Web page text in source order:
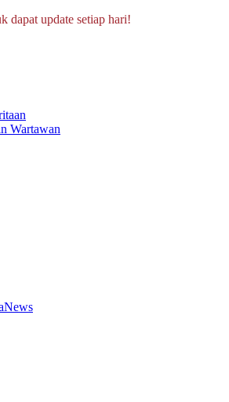
dapat update setiap hari!
Wartawan